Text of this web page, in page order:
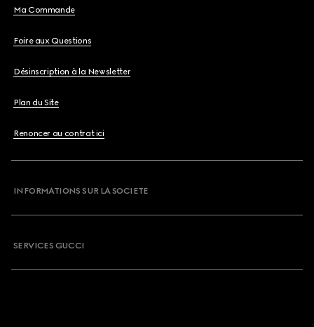
Ma Commande
Foire aux Questions
Désinscription à la Newsletter
Plan du Site
Renoncer au contrat ici
INFORMATIONS SUR LA SOCIETE
SERVICES GUCCI